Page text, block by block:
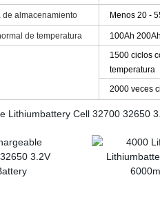
de almacenamiento Menos 20 -
de temperatura 100Ah
1500 ciclos
temperatura
2000 veces